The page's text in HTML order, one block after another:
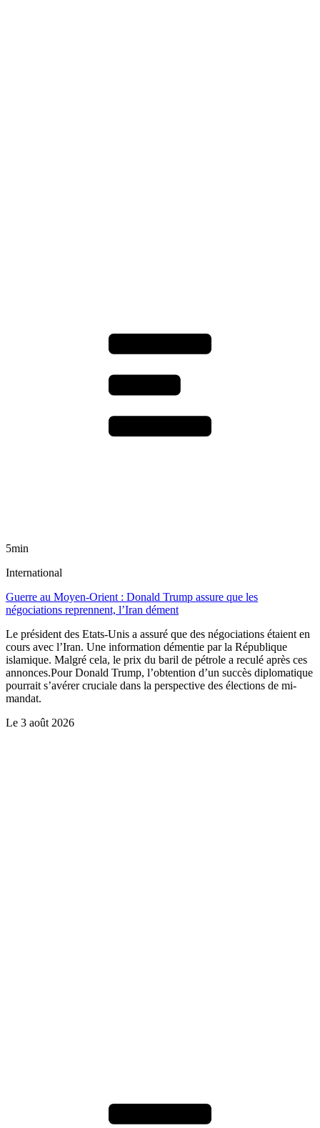
5min
International
Guerre au Moyen-Orient : Donald Trump assure que les
négociations reprennent, l’Iran dément
Le président des Etats-Unis a assuré que des négociations étaient en
cours avec l’Iran. Une information démentie par la République
islamique. Malgré cela, le prix du baril de pétrole a reculé après ces
annonces.Pour Donald Trump, l’obtention d’un succès diplomatique
pourrait s’avérer cruciale dans la perspective des élections de mi-
mandat.
Le 3 août 2026